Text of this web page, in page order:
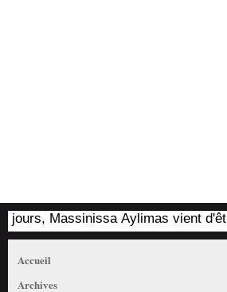
Massinissa Aylimas vient d'être
Accueil
Archives